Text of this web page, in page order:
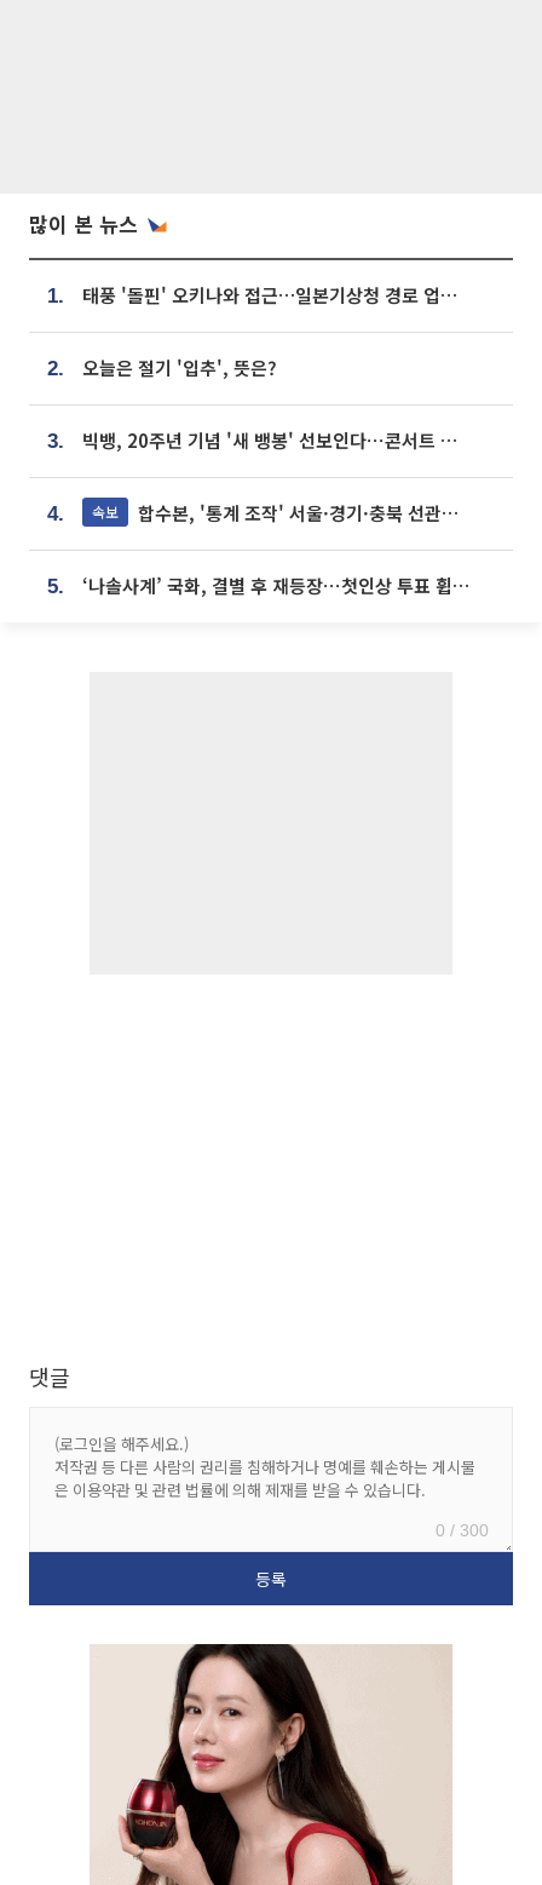
많이 본 뉴스
1. 태풍 '돌핀' 오키나와 접근…일본기상청 경로 업데이트
2. 오늘은 절기 '입추', 뜻은?
3. 빅뱅, 20주년 기념 '새 뱅봉' 선보인다⋯콘서트 앞두고 팝업 개최
4. 속보 합수본, '통계 조작' 서울·경기·충북 선관위 등 추가 압수수색
5. ‘나솔사계’ 국화, 결별 후 재등장⋯첫인상 투표 휩쓸고 ‘인기녀’ 등극
댓글
0 / 300